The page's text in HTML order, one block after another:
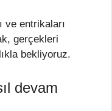
ve entrikaları
gerçekleri
bekliyoruz.
devam